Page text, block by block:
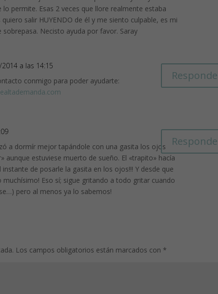
permite. Esas 2 veces que llore realmente estaba
salir HUYENDO de él y me siento culpable, es mi
Necisto ayuda por favor. Saray
a las 14:15
conmigo para poder ayudarte:
a dormír mejor tapándole con una gasita los ojos
aunque estuviese muerto de sueño. El «trapito» hacía
de posarle la gasita en los ojos!!! Y desde que
Eso sí; sigue gritando a todo gritar cuando
pero al menos ya lo sabemos!
Los campos obligatorios están marcados con *